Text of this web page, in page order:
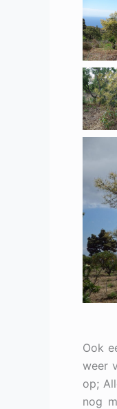
Ook
weer
op;
nog